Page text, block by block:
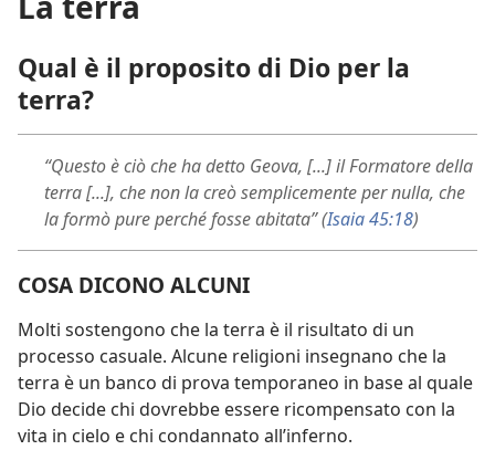
Qual è il proposito di Dio per la
terra?
“Questo è ciò che ha detto Geova, [...] il Formatore della
terra [...], che non la creò semplicemente per nulla, che
la formò pure perché fosse abitata” (Isaia 45:18)
COSA DICONO ALCUNI
Molti sostengono che la terra è il risultato di un
processo casuale. Alcune religioni insegnano che la
terra è un banco di prova temporaneo in base al quale
Dio decide chi dovrebbe essere ricompensato con la
vita in cielo e chi condannato all’inferno.